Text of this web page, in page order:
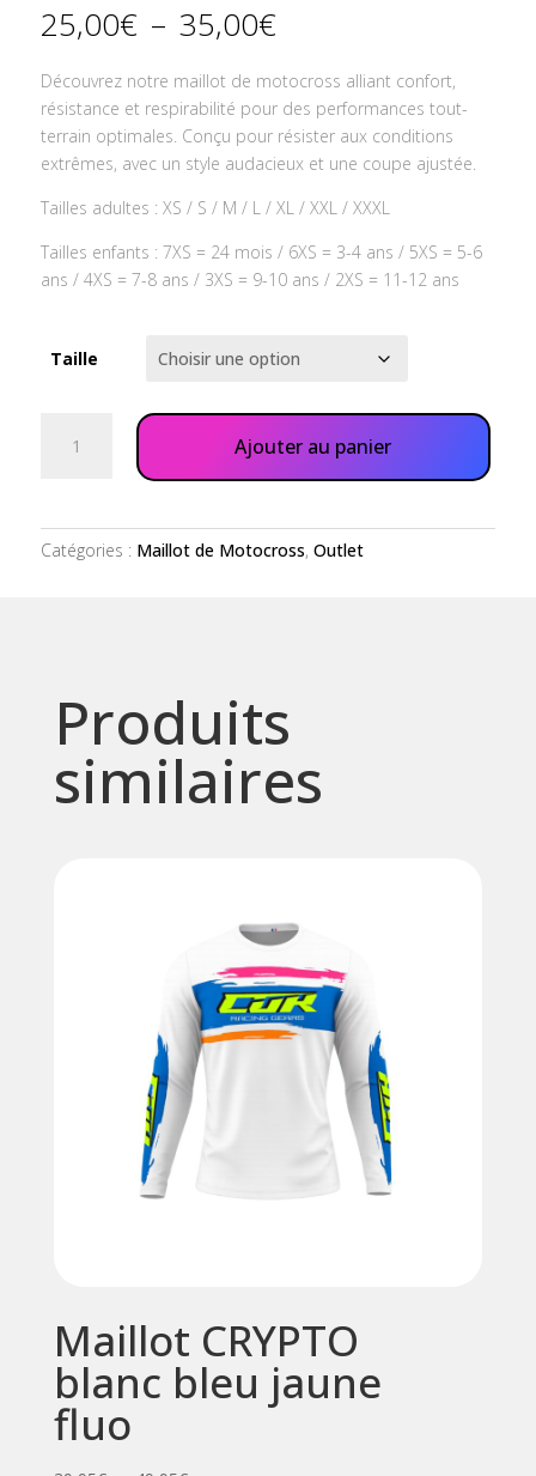
25,00€ – 35,00€Plage
de
prix :
25,00€
à
35,00€
Découvrez notre maillot de motocross alliant confort,
résistance et respirabilité pour des performances tout-
terrain optimales. Conçu pour résister aux conditions
extrêmes, avec un style audacieux et une coupe ajustée.
Tailles adultes : XS / S / M / L / XL / XXL / XXXL
Tailles enfants : 7XS = 24 mois / 6XS = 3-4 ans / 5XS = 5-6
ans / 4XS = 7-8 ans / 3XS = 9-10 ans / 2XS = 11-12 ans
Taille
blanc
Ajouter au panier
Catégories : Maillot de Motocross, Outlet
Produits
similaires
Maillot CRYPTO
blanc bleu jaune
fluo